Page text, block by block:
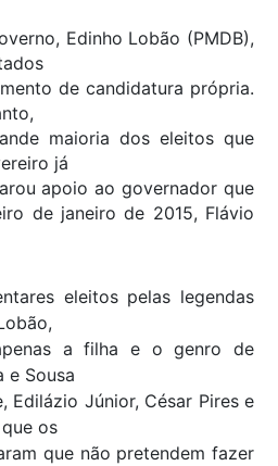
Edinho Lobão (PMDB),
de candidatura própria.
maioria dos eleitos que
já
apoio ao governador que
de janeiro de 2015, Flávio
eleitos pelas legendas
a filha e o genro de
e Sousa
Edilázio Júnior, César Pires e
os
que não pretendem fazer